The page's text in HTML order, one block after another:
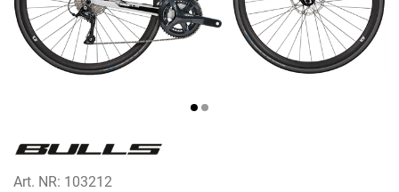
Art. NR: 103212